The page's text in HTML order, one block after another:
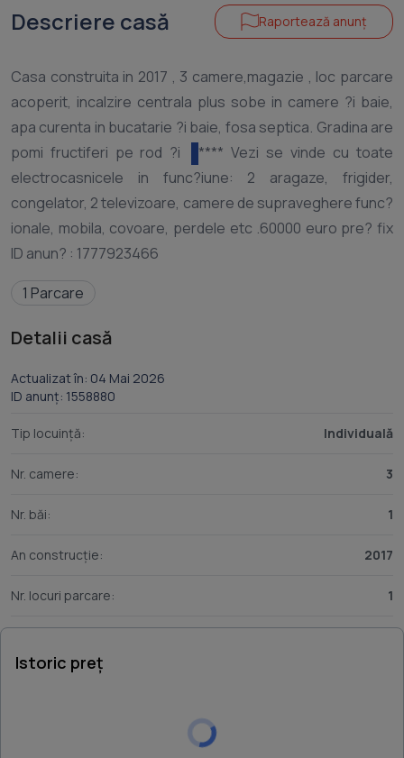
Descriere casă Raportează anunț
Casa construita in 2017 , 3 camere,magazie , loc parcare
acoperit, incalzire centrala plus sobe in camere ?i baie,
apa curenta in bucatarie ?i baie, fosa septica. Gradina are
pomi fructiferi pe rod ?i
**** Vezi se vinde cu toate
electrocasnicele in func?iune: 2 aragaze, frigider,
congelator, 2 televizoare, camere de supraveghere func?
ionale, mobila, covoare, perdele etc .60000 euro pre? fix
1 Parcare
Detalii casă
Actualizat în: 04 Mai 2026
ID anunț: 1558880
Tip locuință: Individuală
Nr. camere: 3
Nr. băi: 1
An construcție: 2017
Nr. locuri parcare: 1
Istoric preț